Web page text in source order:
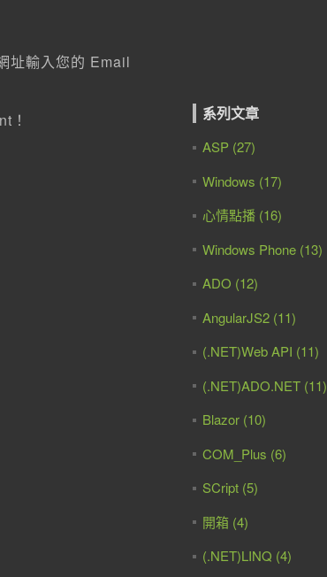
址輸入您的 Email
！
系列文章
ASP (27)
Windows (17)
心情點播 (16)
Windows Phone (13)
ADO (12)
AngularJS2 (11)
(.NET)Web API (11)
(.NET)ADO.NET (11)
Blazor (10)
COM_Plus (6)
SCript (5)
開箱 (4)
(.NET)LINQ (4)